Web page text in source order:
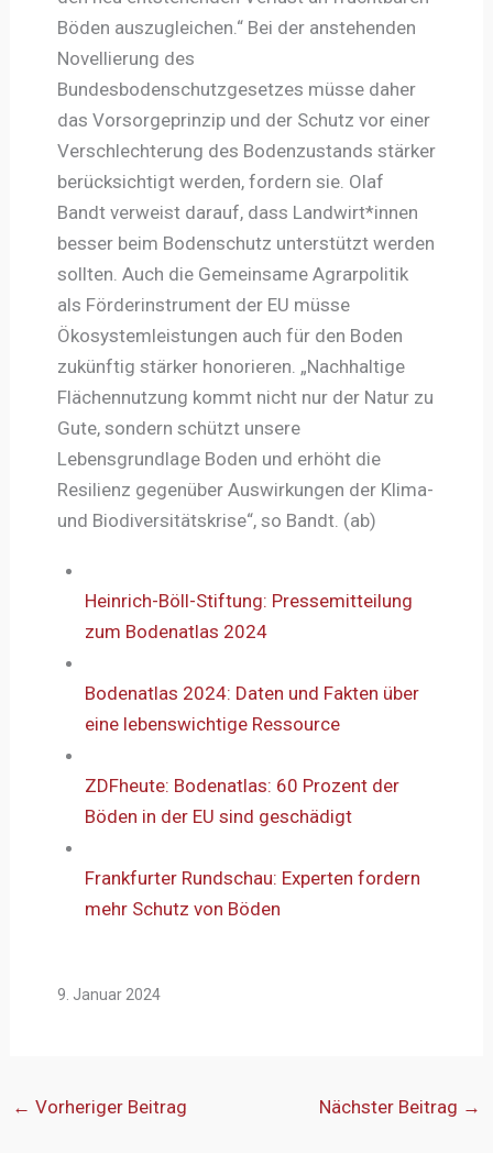
Böden auszugleichen.“ Bei der anstehenden
Novellierung des
Bundesbodenschutzgesetzes müsse daher
das Vorsorgeprinzip und der Schutz vor einer
Verschlechterung des Bodenzustands stärker
berücksichtigt werden, fordern sie. Olaf
Bandt verweist darauf, dass Landwirt*innen
besser beim Bodenschutz unterstützt werden
sollten. Auch die Gemeinsame Agrarpolitik
als Förderinstrument der EU müsse
Ökosystemleistungen auch für den Boden
zukünftig stärker honorieren. „Nachhaltige
Flächennutzung kommt nicht nur der Natur zu
Gute, sondern schützt unsere
Lebensgrundlage Boden und erhöht die
Resilienz gegenüber Auswirkungen der Klima-
und Biodiversitätskrise“, so Bandt. (ab)
Heinrich-Böll-Stiftung: Pressemitteilung
zum Bodenatlas 2024
Bodenatlas 2024: Daten und Fakten über
eine lebenswichtige Ressource
ZDFheute: Bodenatlas: 60 Prozent der
Böden in der EU sind geschädigt
Frankfurter Rundschau: Experten fordern
mehr Schutz von Böden
9. Januar 2024
← Vorheriger Beitrag Nächster Beitrag →